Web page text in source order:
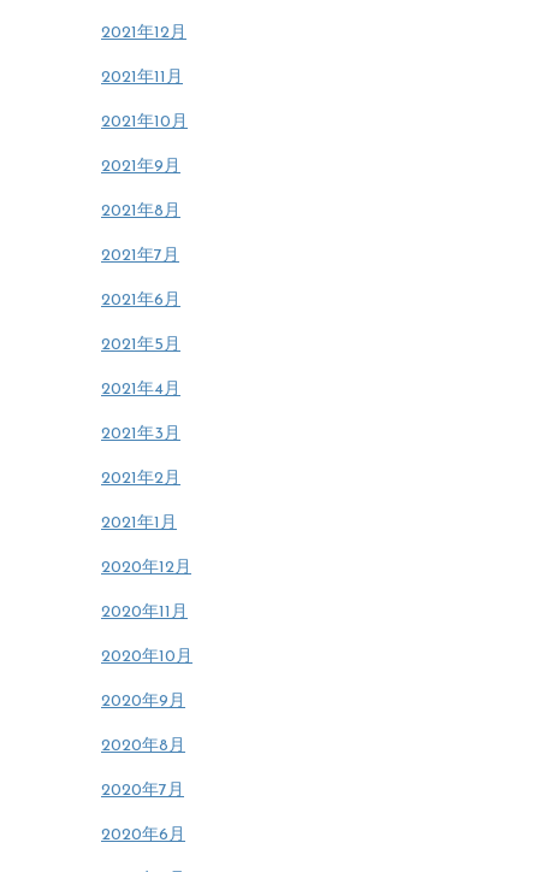
2021年12月
2021年11月
2021年10月
2021年9月
2021年8月
2021年7月
2021年6月
2021年5月
2021年4月
2021年3月
2021年2月
2021年1月
2020年12月
2020年11月
2020年10月
2020年9月
2020年8月
2020年7月
2020年6月